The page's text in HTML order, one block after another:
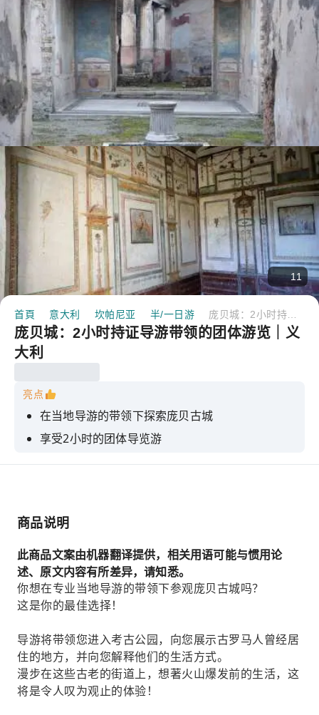
11
首頁 意大利 坎帕尼亚 半/一日游
庞贝城：2小时持证导游带领的团体游览｜义
大利
亮点
在当地导游的带领下探索庞贝古城
享受2小时的团体导览游
准备好跳回过去。
商品说明
此商品文案由机器翻译提供，相关用语可能与惯用论
述、原文内容有所差异，请知悉。
你想在专业当地导游的带领下参观庞贝古城吗？
这是你的最佳选择！
导游将带领您进入考古公园，向您展示古罗马人曾经居
住的地方，并向您解释他们的生活方式。
漫步在这些古老的街道上，想著火山爆发前的生活，这
将是令人叹为观止的体验！